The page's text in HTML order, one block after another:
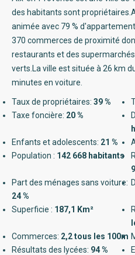
des habitants sont
animée avec 79 %
370 commerces de proximité
restaurants et des
verts.La ville est située à 26 km
minutes en voiture.
Taux de propriétaires: 39 %
Taxe foncière: 20 %
Enfants et adolescents: 21 %
Population : 142 668 habitants
Part des ménages sans voiture:
24 %
Superficie : 187,1 Km²
Commerces: 2,2 tous les 100m
Résultats des lycées: 94 %